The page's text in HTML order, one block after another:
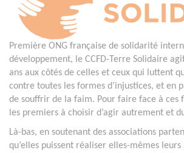
Première ONG française de solidarité
développement, le CCFD-Terre Solidaire
ans aux côtés de celles et ceux qui luttent
contre toutes les formes d’injustices, et en
de souffrir de la faim. Pour faire face à ces
les premiers à choisir d’agir autrement et
Là-bas, en soutenant des associations
qu’elles puissent réaliser elles-mêmes